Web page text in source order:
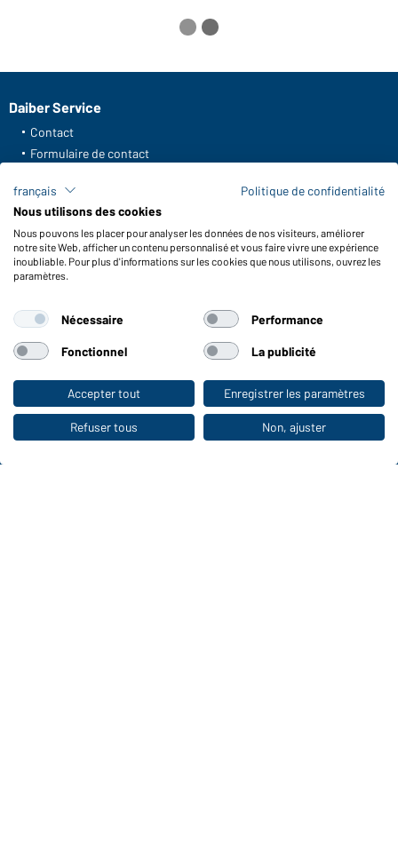
Vers la boutique pour particuliers
Daiber Service
Contact
Formulaire de contact
FAQ / Manuel d' utilisation
Vérifier le stock
Reporting system according to whistleblower protection act
Fonctions et entretien
Conseils d'entretien
Tailles
Couleurs
WORKWEAR COLLECTION
Le choix idéal pour les professionnels :
français
Politique de confidentialité
Nous utilisons des cookies
Nous pouvons les placer pour analyser les données de nos visiteurs, améliorer
notre site Web, afficher un contenu personnalisé et vous faire vivre une expérience
inoubliable. Pour plus d'informations sur les cookies que nous utilisons, ouvrez les
paramètres.
Nécessaire Performance
Fonctionnel La publicité
Accepter tout Enregistrer les paramètres
Refuser tous Non, ajuster